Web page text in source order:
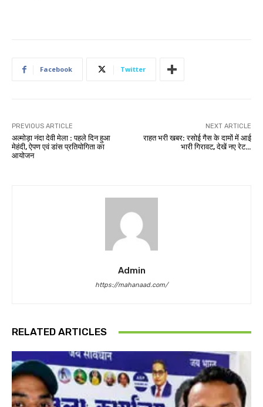
Facebook Twitter
PREVIOUS ARTICLE
अल्मोड़ा नंदा देवी मेला : पहले दिन हुआ
मेहंदी, ऐपण एवं डांस प्रतियोगिता का
आयोजन
NEXT ARTICLE
राहत भरी खबर: रसोई गैस के दामों में आई
भारी गिरावट, देखें नए रेट…
Admin
https://mahanaad.com/
RELATED ARTICLES